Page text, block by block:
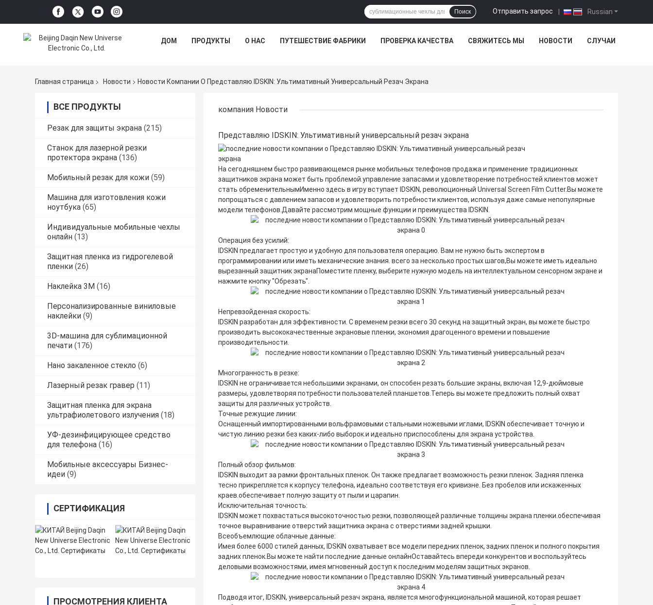
Russian
Отправить запрос |
Поиск
ДОМ ПРОДУКТЫ О НАС ПУТЕШЕСТВИЕ ФАБРИКИ ПРОВЕРКА КАЧЕСТВА СВЯЖИТЕСЬ МЫ НОВОСТИ СЛУЧАИ
Главная страница Новости Новости Компании О Представляю IDSKIN: Ультимативный Универсальный Резач Экрана
ВСЕ ПРОДУКТЫ
Резак для защиты экрана (215)
Станок для лазерной резки
протектора экрана (136)
Мобильный резак для кожи (59)
Машина для изготовления кожи
ноутбука (65)
Индивидуальные мобильные чехлы
онлайн (13)
Защитная пленка из гидрогелевой
пленки (26)
Наклейка 3M (16)
Персонализированные виниловые
наклейки (9)
3D-машина для сублимационной
печати (176)
Нано закаленное стекло (6)
Лазерный резак гравер (11)
Защитная пленка для экрана
ультрафиолетового излучения (18)
УФ-дезинфицирующее средство
для телефона (16)
Мобильные аксессуары Бизнес-
идеи (9)
СЕРТИФИКАЦИЯ
ПРОСМОТРЕНИЯ КЛИЕНТА
компания Новости
Представляю IDSKIN: Ультимативный универсальный резач экрана
На сегодняшнем быстро развивающемся рынке мобильных телефонов продажа и применение традиционных
защитников экрана может быть проблемой.управление запасами и удовлетворение потребностей клиентов может
стать обременительнымИменно здесь в игру вступает IDSKIN, революционный Universal Screen Film Cutter.Вы можете
попрощаться с давлением запасов и удовлетворить потребности клиентов, используя даже самые непопулярные
модели телефонов.Давайте рассмотрим мощные функции и преимущества IDSKIN.
Операция без усилий:
IDSKIN предлагает простую и удобную для пользователя операцию. Вам не нужно быть экспертом в
программировании или иметь механические знания. всего за несколько простых шагов,Вы можете иметь идеально
вырезанный защитник экранаПоместите пленку, выберите нужную модель на интеллектуальном сенсорном экране и
нажмите кнопку "Обрезать".
Непревзойденная скорость:
IDSKIN разработан для эффективности. С временем резки всего 30 секунд на защитный экран, вы можете быстро
производить высококачественные экрановые пленки, экономия драгоценного времени и повышение
производительности.
Многогранность в резке:
IDSKIN не ограничивается небольшими экранами, он способен резать большие экраны, включая 12,9-дюймовые
размеры, удовлетворяя потребности пользователей планшетов.Теперь вы можете предложить полный охват
защиты для различных устройств.
Точные режущие линии:
Оснащенный импортированными вольфрамовыми стальными ножевыми иглами, IDSKIN обеспечивает точную и
чистую линию резки без каких-либо выборок.и идеально приспособлены для экрана устройства.
Полный обзор фильмов:
IDSKIN выходит за рамки фронтальных пленок. Он также предлагает возможность резки пленок. Задняя пленка
тесно прикрепляется к корпусу телефона, идеально соответствуя его кривизне. Без пробелов или искаженных
краев.обеспечивает полную защиту от пыли и царапин.
Исключительная точность:
IDSKIN может похвастаться высокоточностью резки, позволяющей различные толщины экрана пленки.обеспечивая
точное выравнивание отверстий защитника экрана с отверстиями задней крышки.
Всеобъемлющие облачные данные:
Имея более 6000 стилей данных, IDSKIN охватывает все модели передних пленок, задних пленок и полного покрытия
задних пленок.Вы можете найти последние данные онлайнОставайтесь впереди конкурентов и воспользуйтесь
деловыми возможностями, имея мгновенный доступ к последним моделям защитных экранов.
Подводя итог, IDSKIN, универсальный резач экрана, является многофункциональной машиной, которая решает